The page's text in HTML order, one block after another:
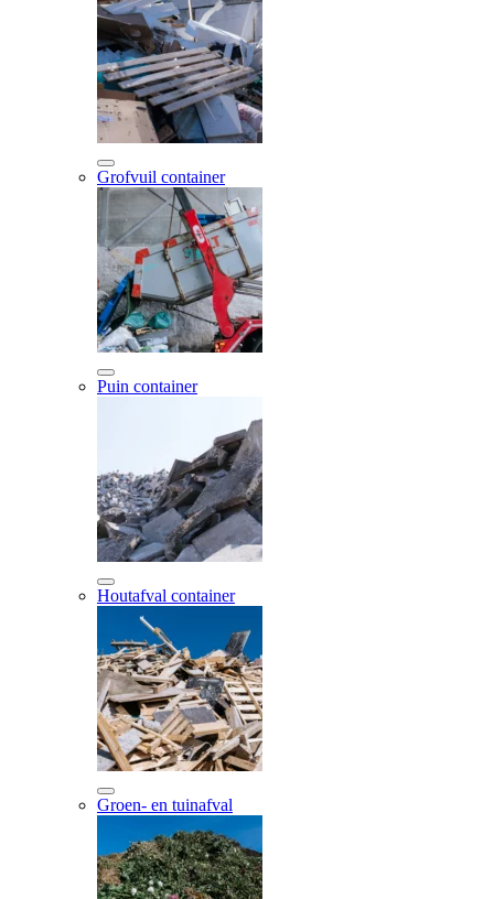
Grofvuil container
Puin container
Houtafval container
Groen- en tuinafval